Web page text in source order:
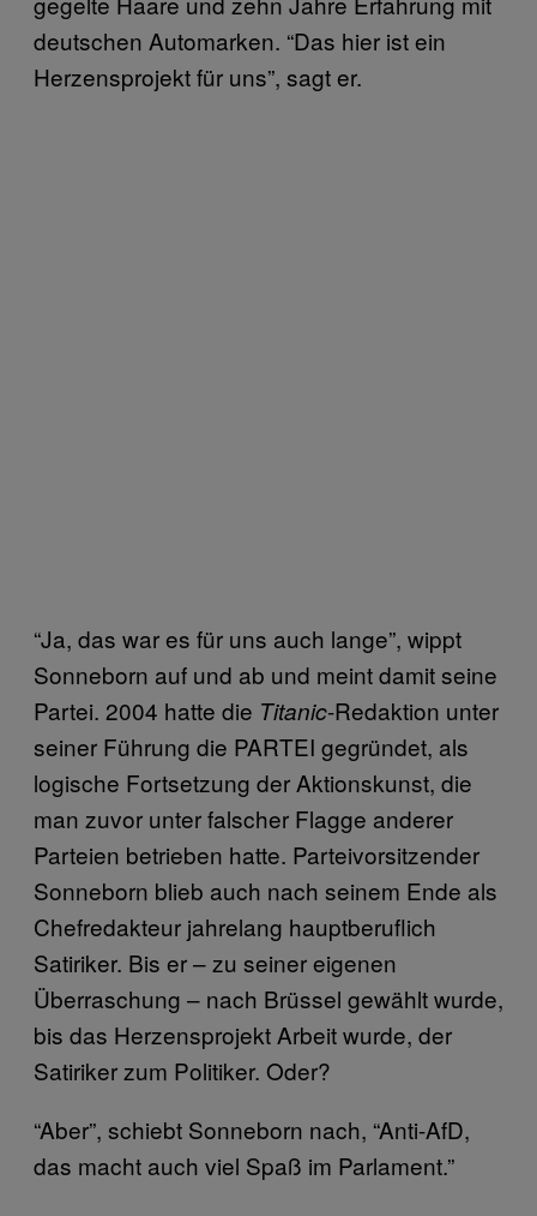
deutschen Automarken. “Das hier ist ein
Herzensprojekt für uns”, sagt er.
“Ja, das war es für uns auch lange”, wippt
Sonneborn auf und ab und meint damit seine
Partei. 2004 hatte die Titanic-Redaktion unter
seiner Führung die PARTEI gegründet, als
logische Fortsetzung der Aktionskunst, die
man zuvor unter falscher Flagge anderer
Parteien betrieben hatte. Parteivorsitzender
Sonneborn blieb auch nach seinem Ende als
Chefredakteur jahrelang hauptberuflich
Satiriker. Bis er – zu seiner eigenen
Überraschung – nach Brüssel gewählt wurde,
bis das Herzensprojekt Arbeit wurde, der
Satiriker zum Politiker. Oder?
“Aber”, schiebt Sonneborn nach, “Anti-AfD,
das macht auch viel Spaß im Parlament.”